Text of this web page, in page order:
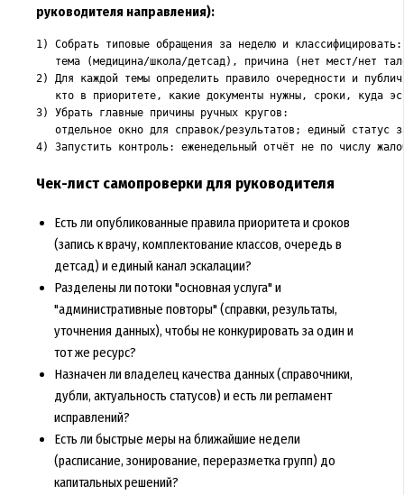
руководителя направления):
1) Собрать типовые обращения за неделю и классифицировать:
тема (медицина/школа/детсад), причина (нет мест/нет
2) Для каждой темы определить правило очередности и
кто в приоритете, какие документы нужны, сроки, куда
3) Убрать главные причины ручных кругов:
отдельное окно для справок/результатов; единый статус
Чек-лист самопроверки для руководителя
Есть ли опубликованные правила приоритета и сроков
(запись к врачу, комплектование классов, очередь в
детсад) и единый канал эскалации?
Разделены ли потоки "основная услуга" и
"административные повторы" (справки, результаты,
уточнения данных), чтобы не конкурировать за один и
тот же ресурс?
Назначен ли владелец качества данных (справочники,
дубли, актуальность статусов) и есть ли регламент
исправлений?
Есть ли быстрые меры на ближайшие недели
(расписание, зонирование, переразметка групп) до
капитальных решений?